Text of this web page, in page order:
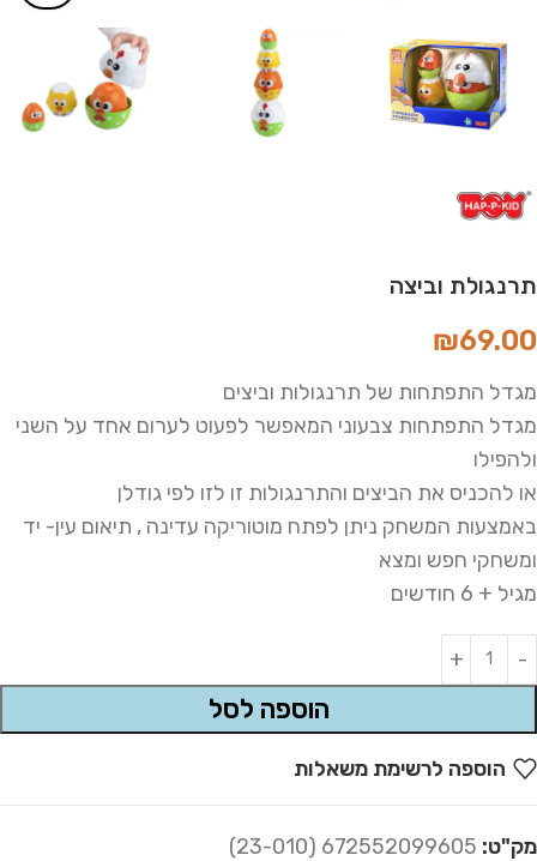
תרנגולת וביצה
₪69.00
מגדל התפתחות של תרנגולות וביצים
מגדל התפתחות צבעוני המאפשר לפעוט לערום אחד על השני
ולהפילו
או להכניס את הביצים והתרנגולות זו לזו לפי גודלן
באמצעות המשחק ניתן לפתח מוטוריקה עדינה , תיאום עין- יד
ומשחקי חפש ומצא
מגיל + 6 חודשים
הוספה לסל
Alternative:
הוספה לרשימת משאלות
מק"ט: 672552099605 (23-010)